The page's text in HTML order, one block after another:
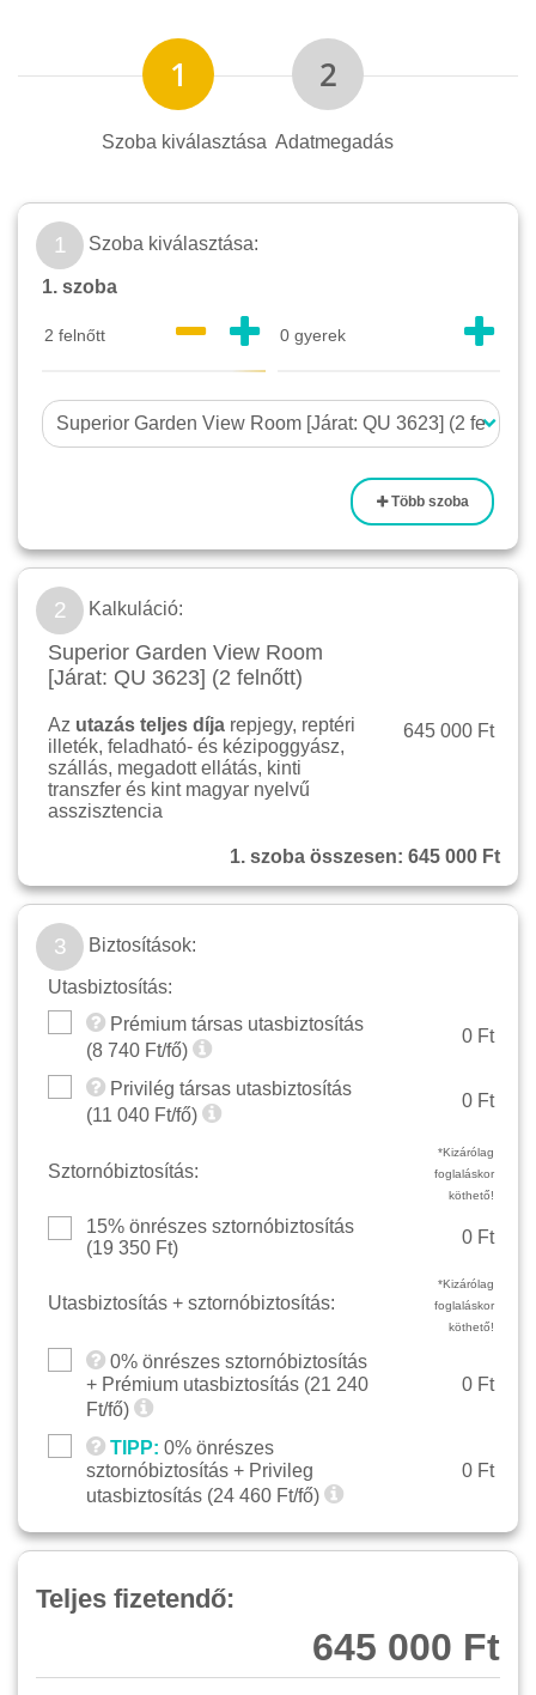
Szoba kiválasztása Adatmegadás
1 Szoba kiválasztása:
1. szoba
Több szoba
2 Kalkuláció:
Superior Garden View Room
[Járat: QU 3623] (2 felnőtt)
Az utazás teljes díja repjegy, reptéri
illeték, feladható- és kézipoggyász,
szállás, megadott ellátás, kinti
transzfer és kint magyar nyelvű
asszisztencia
645 000 Ft
1. szoba összesen: 645 000 Ft
3 Biztosítások:
Utasbiztosítás:
Prémium társas utasbiztosítás
(8 740 Ft/fő)
0 Ft
Privilég társas utasbiztosítás
(11 040 Ft/fő)
0 Ft
Sztornóbiztosítás:
*Kizárólag
foglaláskor
köthető!
15% önrészes sztornóbiztosítás
(19 350 Ft)
0 Ft
Utasbiztosítás + sztornóbiztosítás:
*Kizárólag
foglaláskor
köthető!
0% önrészes sztornóbiztosítás
+ Prémium utasbiztosítás (21 240
Ft/fő)
0 Ft
TIPP: 0% önrészes
sztornóbiztosítás + Privileg
utasbiztosítás (24 460 Ft/fő)
0 Ft
Teljes fizetendő:
645 000 Ft